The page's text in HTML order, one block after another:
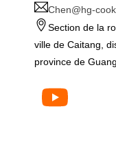
Chen@hg-
Section de la
ville de Caitang,
province de